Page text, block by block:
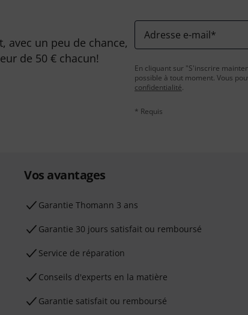
avec un peu de chance,
de 50 € chacun!
Adresse e-mail*
En cliquant sur "S'inscrire
possible à tout moment. Vous
confidentialité.
* Requis
Vos avantages
Ga­ran­tie Thomann 3 ans
Garantie 30 jours satisfait ou remboursé
Service de réparation
Conseils d'experts en la matière
Garantie satisfait ou remboursé